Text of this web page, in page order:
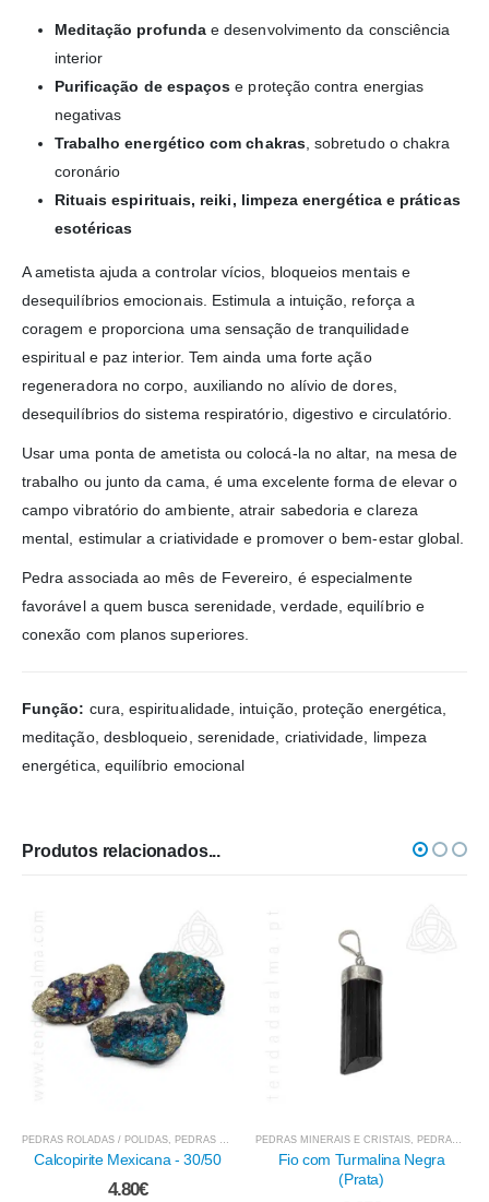
Meditação profundae desenvolvimento da consciência
interior
Purificação de espaços e proteção contra energias
negativas
Trabalho energético com chakras, sobretudo o chakra
coronário
Rituais espirituais, reiki, limpeza energética e práticas
esotéricas
A ametista ajuda a controlar vícios, bloqueios mentais e
desequilíbrios emocionais. Estimula a intuição, reforça a
coragem e proporciona uma sensação de tranquilidade
espiritual e paz interior. Tem ainda uma forte ação
regeneradora no corpo, auxiliando no alívio de dores,
desequilíbrios do sistema respiratório, digestivo e circulatório.
Usar uma ponta de ametista ou colocá-la no altar, na mesa de
trabalho ou junto da cama, é uma excelente forma de elevar o
campo vibratório do ambiente, atrair sabedoria e clareza
mental, estimular a criatividade e promover o bem-estar global.
Pedra associada ao mês de Fevereiro, é especialmente
favorável a quem busca serenidade, verdade, equilíbrio e
conexão com planos superiores.
Função: cura, espiritualidade, intuição, proteção energética,
meditação, desbloqueio, serenidade, criatividade, limpeza
energética, equilíbrio emocional
Produtos relacionados...
PEDRAS MINERAIS E CRISTAIS,PEDRAS - FIOS E PENDENTES , PEDRAS - TURMALINA NEGRA
Fio com Turmalina Negra
(Prata)
MEDALHAS, TALISMÃS E AMULETOS,PEDRAS NATURAIS / BRUTO
Lágrima de Apache
3.80€